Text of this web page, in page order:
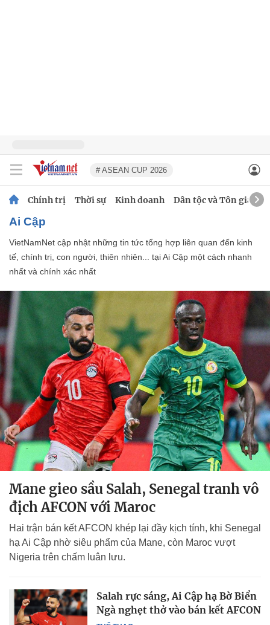
# ASEAN CUP 2026
Chính trị Thời sự Kinh doanh Dân tộc và Tôn giáo
Ai Cập
VietNamNet cập nhật những tin tức tổng hợp liên quan đến kinh
tế, chính trị, con người, thiên nhiên... tại Ai Cập một cách nhanh
nhất và chính xác nhất
Mane gieo sầu Salah, Senegal tranh vô
địch AFCON với Maroc
Hai trận bán kết AFCON khép lại đầy kịch tính, khi Senegal
hạ Ai Cập nhờ siêu phẩm của Mane, còn Maroc vượt
Nigeria trên chấm luân lưu.
Salah rực sáng, Ai Cập hạ Bờ Biển
Ngà nghẹt thở vào bán kết AFCON